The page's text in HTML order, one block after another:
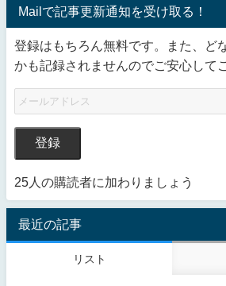
Mailで記事更新通知を受け取る！
登録はもちろん無料です。また、ど
かも記録されませんのでご安心して
登録
25人の購読者に加わりましょう
最近の記事
リスト